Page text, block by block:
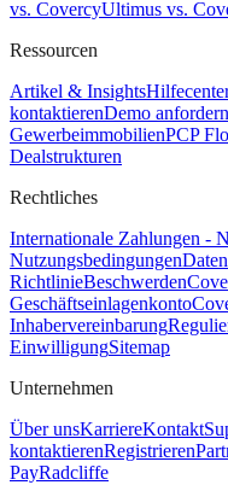
vs. CovercyUltimus vs.
Ressourcen
Artikel & Insights
kontaktierenDemo anfordern
GewerbeimmobilienPCP
Dealstrukturen
Rechtliches
Internationale Zahlungen -
Nutzungsbedingungen
RichtlinieBeschwerden
Geschäftseinlagenkonto
Inhabervereinbarung
EinwilligungSitemap
Unternehmen
Über unsKarriereKontakt
kontaktierenRegistrieren
PayRadcliffe